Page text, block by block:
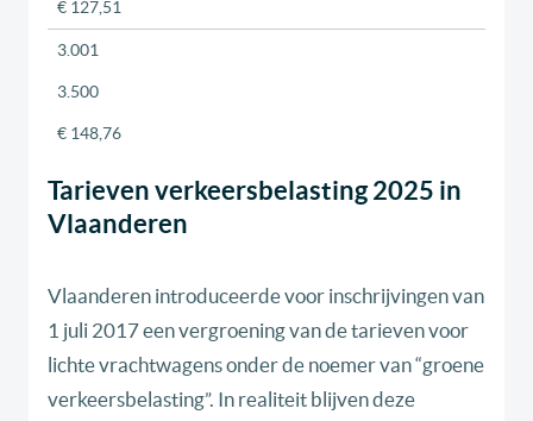
€ 127,51
3.001
3.500
€ 148,76
Tarieven verkeersbelasting 2025 in
Vlaanderen
Vlaanderen introduceerde voor inschrijvingen van
1 juli 2017 een vergroening van de tarieven voor
lichte vrachtwagens onder de noemer van “groene
verkeersbelasting”. In realiteit blijven deze